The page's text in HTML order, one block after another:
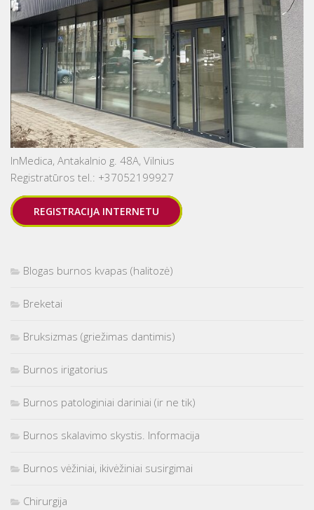
InMedica, Antakalnio g. 48A, Vilnius
Registratūros tel.: +37052199927
REGISTRACIJA INTERNETU
Blogas burnos kvapas (halitozė)
Breketai
Bruksizmas (griežimas dantimis)
Burnos irigatorius
Burnos patologiniai dariniai (ir ne tik)
Burnos skalavimo skystis. Informacija
Burnos vėžiniai, ikivėžiniai susirgimai
Chirurgija